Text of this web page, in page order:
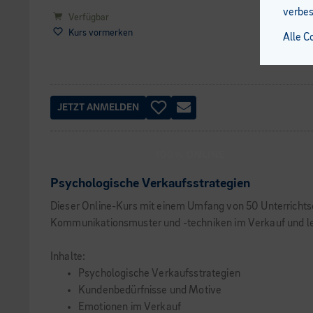
Verfügbar
Kurs vormerken
JETZT ANMELDEN
Psychologische Verkaufsstrategien
Dieser Online-Kurs mit einem Umfang von 50
Kommunikationsmuster und -techniken im Verkauf
Inhalte:
Psychologische Verkaufsstrategien
Kundenbedürfnisse und Motive
Emotionen im Verkauf
Alle